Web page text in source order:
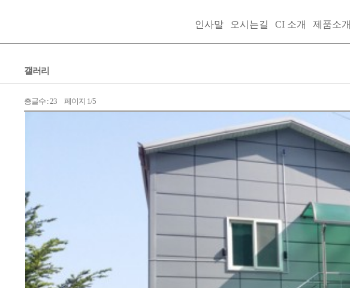
인사말 오시는길 CI 소개 제품소개
갤러리
총글수 : 23 페이지 1/5